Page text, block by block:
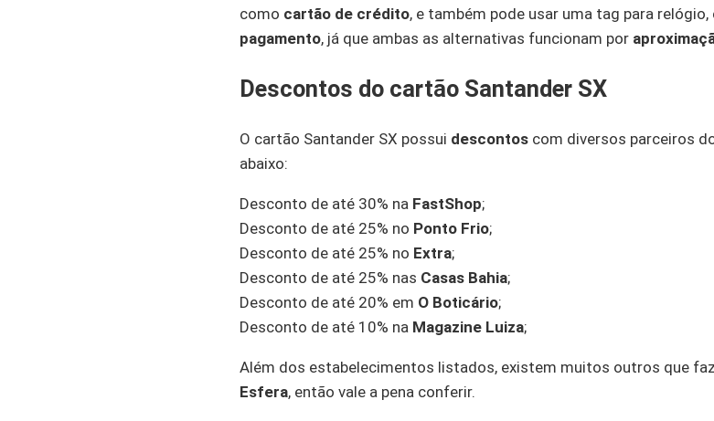
como cartão de crédito, e também pode usar uma tag para
pagamento, já que ambas as alternativas funcionam por
Descontos do cartão Santander SX
O cartão Santander SX possui descontos com diversos parceiros
abaixo:
Desconto de até 30% na FastShop;
Desconto de até 25% no Ponto Frio;
Desconto de até 25% no Extra;
Desconto de até 25% nas Casas Bahia;
Desconto de até 20% em O Boticário;
Desconto de até 10% na Magazine Luiza;
Além dos estabelecimentos listados, existem muitos outros que
Esfera, então vale a pena conferir.